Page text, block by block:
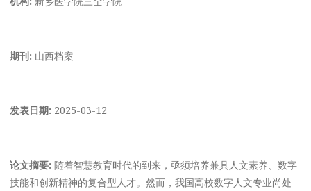
期刊: 山西档案
发表日期: 2025-03-12
论文摘要: 随着智慧教育时代的到来，亟须培养兼具人文素养、数字
技能和创新精神的复合型人才。然而，我国高校数字人文专业尚处